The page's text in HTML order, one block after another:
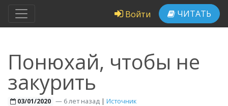
Войти ЧИТАТЬ
Понюхай, чтобы не
закурить
03/01/2020 —6 лет назад | Источник